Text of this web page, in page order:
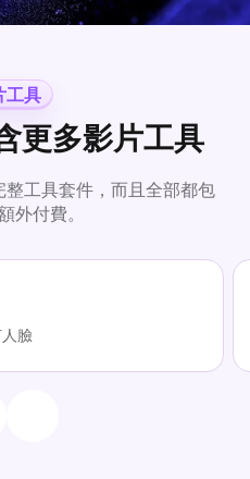
工具
更多影片工具
工具套件，而且全部都包
外付費。
臉